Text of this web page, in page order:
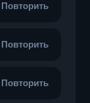
Повторить
Повторить
Повторить